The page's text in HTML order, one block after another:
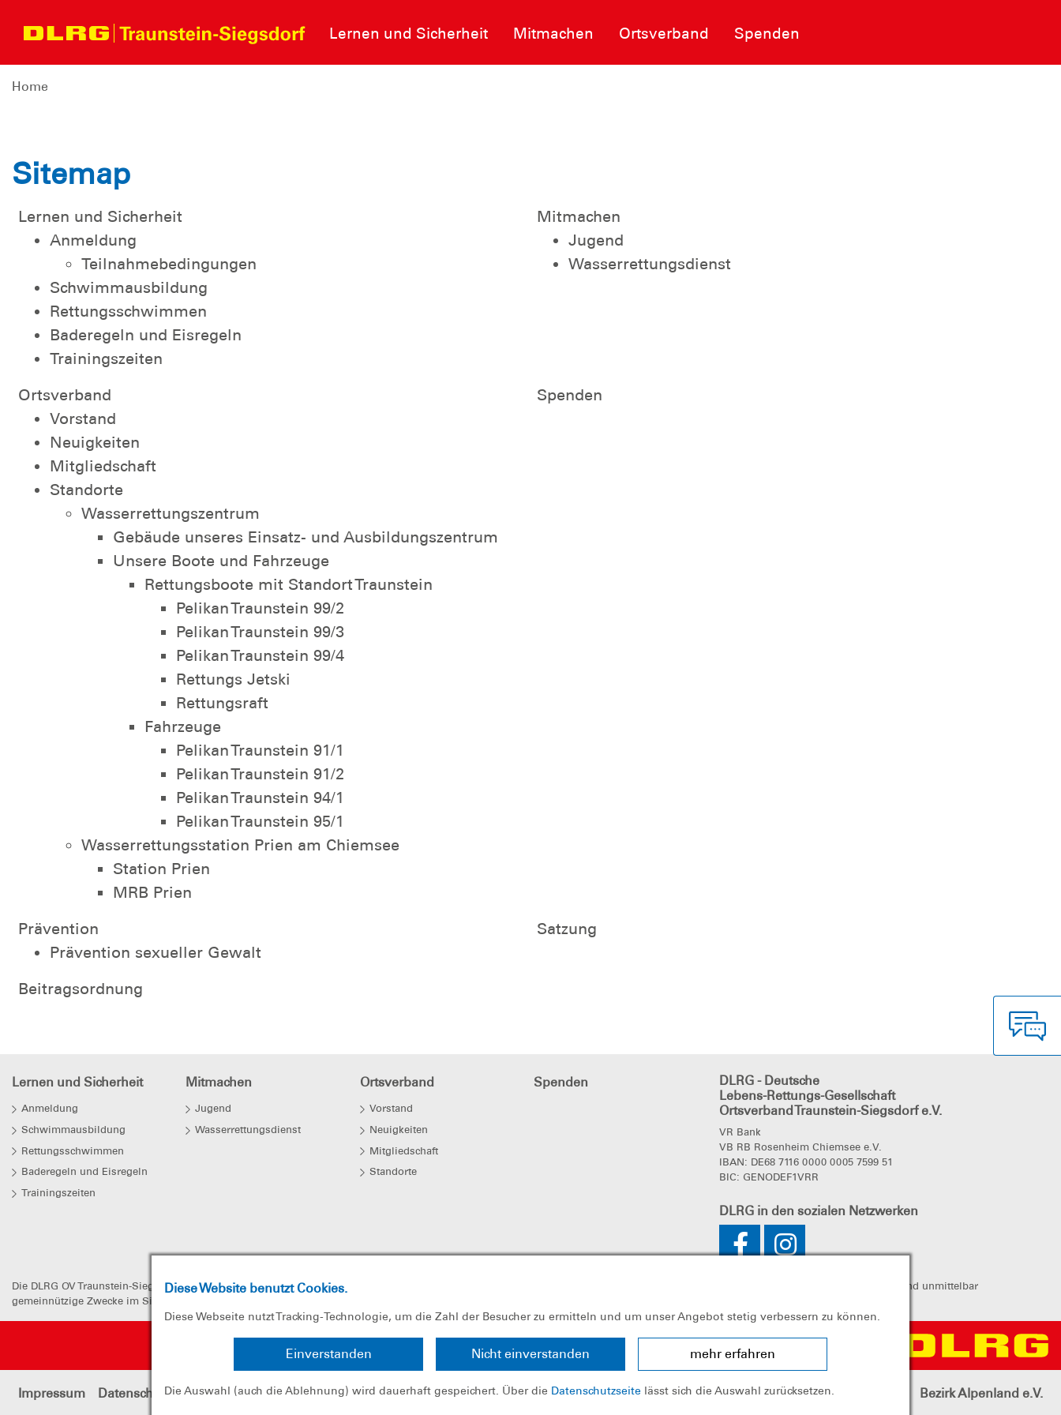
Lernen und Sicherheit Mitmachen Ortsverband Spenden
Home
Sitemap
Lernen und Sicherheit
Anmeldung
Teilnahmebedingungen
Schwimmausbildung
Rettungsschwimmen
Baderegeln und Eisregeln
Trainingszeiten
Mitmachen
Jugend
Wasserrettungsdienst
Ortsverband
Vorstand
Neuigkeiten
Mitgliedschaft
Standorte
Wasserrettungszentrum
Gebäude unseres Einsatz- und Ausbildungszentrum
Unsere Boote und Fahrzeuge
Rettungsboote mit Standort Traunstein
Pelikan Traunstein 99/2
Pelikan Traunstein 99/3
Pelikan Traunstein 99/4
Rettungs Jetski
Rettungsraft
Fahrzeuge
Pelikan Traunstein 91/1
Pelikan Traunstein 91/2
Pelikan Traunstein 94/1
Pelikan Traunstein 95/1
Wasserrettungsstation Prien am Chiemsee
Station Prien
MRB Prien
Spenden
Prävention
Prävention sexueller Gewalt
Satzung
Beitragsordnung
Diese Website benutzt Cookies.
Diese Webseite nutzt Tracking-Technologie, um die Zahl der Besucher zu ermitteln und um unser Angebot stetig verbessern zu können.
Einverstanden Nicht einverstanden mehr erfahren
Die Auswahl (auch die Ablehnung) wird dauerhaft gespeichert. Über die Datenschutzseite lässt sich die Auswahl zurücksetzen.
Lernen und Sicherheit
Anmeldung
Schwimmausbildung
Rettungsschwimmen
Baderegeln und Eisregeln
Trainingszeiten
Mitmachen
Jugend
Wasserrettungsdienst
Ortsverband
Vorstand
Neuigkeiten
Mitgliedschaft
Standorte
Spenden
DLRG - Deutsche
Lebens-Rettungs-Gesellschaft
Ortsverband Traunstein-Siegsdorf e.V.
VR Bank
VB RB Rosenheim Chiemsee e.V.
IBAN: DE68 7116 0000 0005 7599 51
BIC: GENODEF1VRR
DLRG in den sozialen Netzwerken
Die DLRG OV Traunstein-Siegsdorf e.V. ist eine gemeinnützige, selbständige Organisation und arbeitet grundsätzlich ehrenamtlich mit freiwilligen Helfern. Sie verfolgt ausschließlich und unmittelbar
gemeinnützige Zwecke im Sinne des Abschnittes "Steuerbegünstigte Zwecke" der Abgabenordnung. Sie ist selbstlos tätig und verfolgt nicht in erster Linie eigenwirschaftliche Zwecke.
Impressum Datenschutz Sitemap Bundesverband Landesverband Bayern e.V. Bezirk Alpenland e.V.